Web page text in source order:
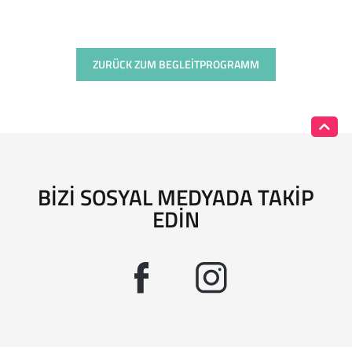
ZURÜCK ZUM BEGLEITPROGRAMM
BIZI SOSYAL MEDYADA TAKIP
EDIN